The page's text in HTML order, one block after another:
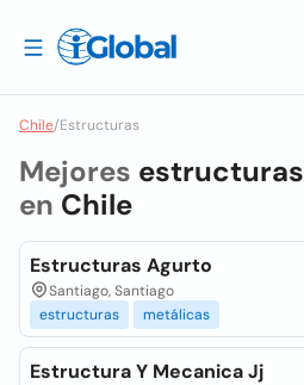
Chile/Estructuras
Mejores estructuras
en Chile
Estructuras Agurto
Santiago, Santiago
estructuras
metálicas
Estructura Y Mecanica Jj